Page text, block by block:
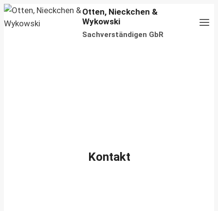
Zum
Inhalt
Otten, Nieckchen &
Wykowski
Sachverständigen GbR
Kontakt